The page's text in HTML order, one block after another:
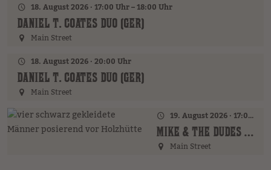
18. August 2026 · 17:00 Uhr – 18:00 Uhr
DANIEL T. COATES DUO (GER)
Main Street
18. August 2026 · 20:00 Uhr
DANIEL T. COATES DUO (GER)
Main Street
19. August 2026 · 17:00 Uhr – 18:00 Uhr
MIKE & THE DUDES (GER)
Main Street